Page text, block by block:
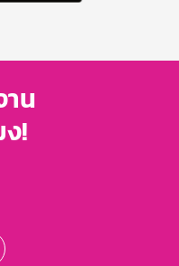
น
ง!